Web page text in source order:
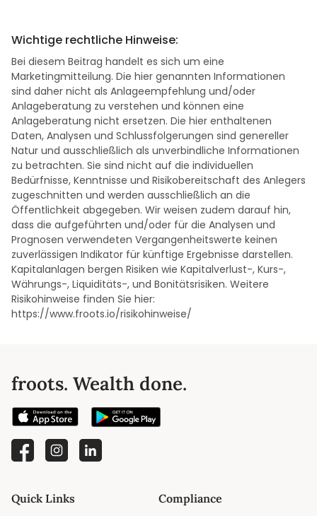
Wichtige rechtliche Hinweise:
Bei diesem Beitrag handelt es sich um eine
Marketingmitteilung. Die hier genannten Informationen
sind daher nicht als Anlageempfehlung und/oder
Anlageberatung zu verstehen und können eine
Anlageberatung nicht ersetzen. Die hier enthaltenen
Daten, Analysen und Schlussfolgerungen sind genereller
Natur und ausschließlich als unverbindliche Informationen
zu betrachten. Sie sind nicht auf die individuellen
Bedürfnisse, Kenntnisse und Risikobereitschaft des Anlegers
zugeschnitten und werden ausschließlich an die
Öffentlichkeit abgegeben. Wir weisen zudem darauf hin,
dass die aufgeführten und/oder für die Analysen und
Prognosen verwendeten Vergangenheitswerte keinen
zuverlässigen Indikator für künftige Ergebnisse darstellen.
Kapitalanlagen bergen Risiken wie Kapitalverlust-, Kurs-,
Währungs-, Liquiditäts-, und Bonitätsrisiken. Weitere
Risikohinweise finden Sie hier:
https://www.froots.io/risikohinweise/
froots. Wealth done.
Quick Links Compliance